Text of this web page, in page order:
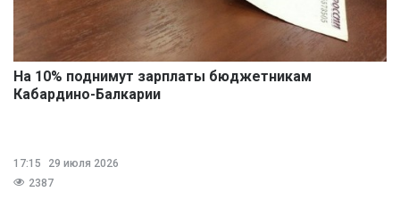
На 10% поднимут зарплаты бюджетникам
Кабардино-Балкарии
17:15
29 июля 2026
2387